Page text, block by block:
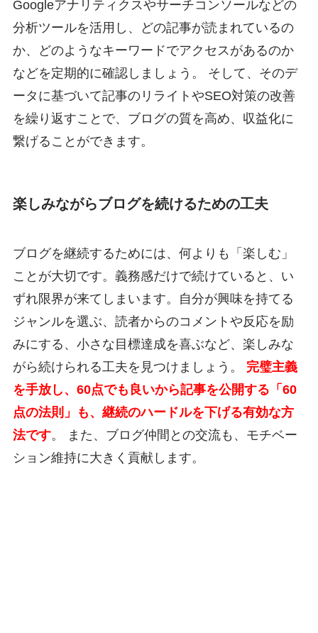
Googleアナリティクスやサーチコンソールなどの
分析ツールを活用し、どの記事が読まれているの
か、どのようなキーワードでアクセスがあるのか
などを定期的に確認しましょう。 そして、そのデ
ータに基づいて記事のリライトやSEO対策の改善
を繰り返すことで、ブログの質を高め、収益化に
繋げることができます。
楽しみながらブログを続けるための工夫
ブログを継続するためには、何よりも「楽しむ」
ことが大切です。義務感だけで続けていると、い
ずれ限界が来てしまいます。自分が興味を持てる
ジャンルを選ぶ、読者からのコメントや反応を励
みにする、小さな目標達成を喜ぶなど、楽しみな
がら続けられる工夫を見つけましょう。 完璧主義
を手放し、60点でも良いから記事を公開する「60
点の法則」も、継続のハードルを下げる有効な方
法です。 また、ブログ仲間との交流も、モチベー
ション維持に大きく貢献します。